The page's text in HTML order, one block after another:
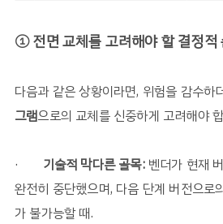
① 전면 교체를 고려해야 할 결정적
다음과 같은 상황이라면, 위험을 감수하
그램으로의 교체를 신중하게 고려해야
· 기술적 막다른 골목: 벤더가 현재
완전히 중단했으며, 다음 단계 버전으로
가 불가능할 때.